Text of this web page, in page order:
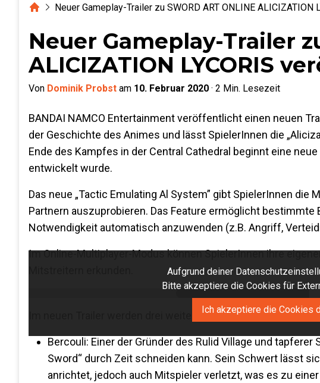
HomeNeuer Gameplay-Trailer zu SWORD ART ONLINE ALICIZATION
Neuer Gameplay-Trailer
ALICIZATION LYCORIS
Von Dominik Probst am 10. Februar 2020 · 2 Min. Lesezeit
BANDAI NAMCO Entertainment veröffentlicht einen neuen
der Geschichte des Animes und lässt SpielerInnen die
Ende des Kampfes in der Central Cathedral beginnt eine
entwickelt wurde.
Das neue „Tactic Emulating Al System” gibt SpielerInnen
Partnern auszuprobieren. Das Feature ermöglicht
Notwendigkeit automatisch anzuwenden (z.B. Angriff,
Im Online-Multiplayer-Modus können SpielerInnen ihre
Aufgrund deiner
Bitte akzeptiere die Cookies für
Ich akzeptiere die Cookies
Im neuen Trailer werden drei weitere spielbare Charaktere
Bercouli: Einer der Gründer des Rulid Village und
Sword“ durch Zeit schneiden kann. Sein Schwert lässt
anrichtet, jedoch auch Mitspieler verletzt, was es zu